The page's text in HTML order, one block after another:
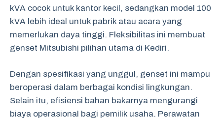
kVA cocok untuk kantor kecil, sedangkan model 100
kVA lebih ideal untuk pabrik atau acara yang
memerlukan daya tinggi. Fleksibilitas ini membuat
genset Mitsubishi pilihan utama di Kediri.
Dengan spesifikasi yang unggul, genset ini mampu
beroperasi dalam berbagai kondisi lingkungan.
Selain itu, efisiensi bahan bakarnya mengurangi
biaya operasional bagi pemilik usaha. Perawatan